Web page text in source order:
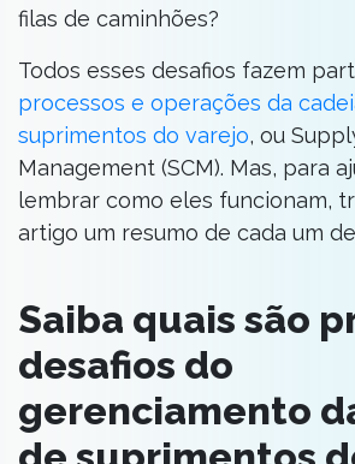
filas de caminhões?
Todos esses desafios fazem
processos e operações da
suprimentos do varejo, ou
Management (SCM). Mas, para
lembrar como eles funcionam,
artigo um resumo de cada um
Saiba quais são
desafios do
gerenciamento